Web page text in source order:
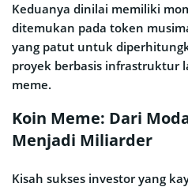
Keduanya dinilai memiliki
ditemukan pada token
yang patut untuk
proyek berbasis infrastruktur
meme.
Koin Meme: Dari
Menjadi Miliarder
Kisah sukses investor yang